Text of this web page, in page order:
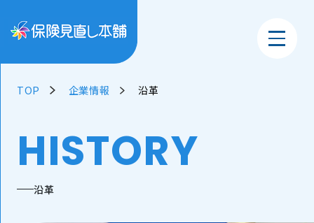
TOP 企業情報 沿革
HISTORY
沿革